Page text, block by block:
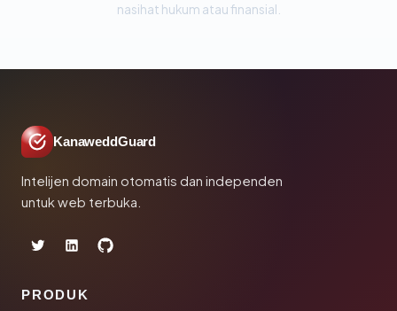
nasihat hukum atau finansial.
KanaweddGuard
Intelijen domain otomatis dan independen
untuk web terbuka.
PRODUK